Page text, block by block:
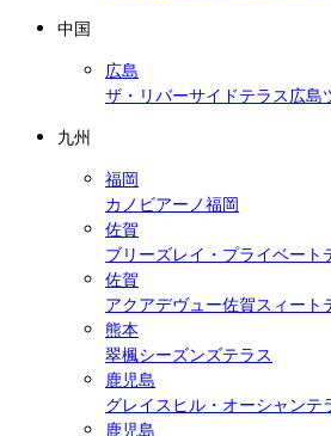
中国
広島
ザ・リバーサイドテラス広島
九州
福岡
カノビアーノ福岡
佐賀
ブリーズレイ・プライベート
佐賀
アクアデヴュー佐賀スィート
熊本
翠楓シーズンズテラス
鹿児島
グレイスヒル・オーシャンテ
鹿児島